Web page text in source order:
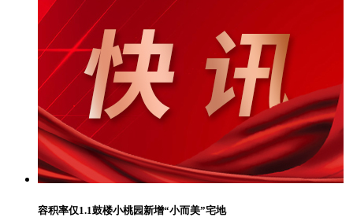
容积率仅1.1鼓楼小桃园新增“小而美”宅地